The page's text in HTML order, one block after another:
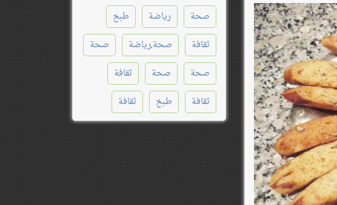
صحة رياضة
طبخ
ثقافة
صحة٬رياضة
صحة
صحة
صحة
ثقافة
ثقافة
طبخ ثقافة